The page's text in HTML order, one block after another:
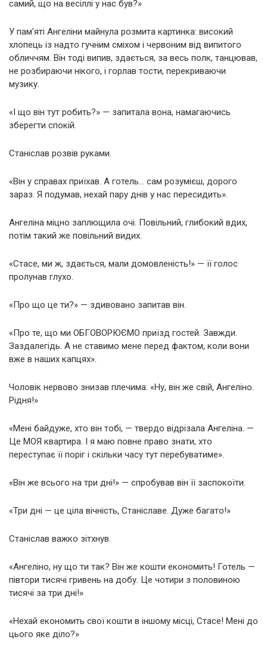
самий, що на весіллі у нас був?»
У пам’яті Ангеліни майнула розмита картинка: високий
хлопець із надто гучним сміхом і червоним від випитого
обличчям. Він тоді випив, здається, за весь полк, танцював,
не розбираючи нікого, і горлав тости, перекриваючи
музику.
«І що він тут робить?» — запитала вона, намагаючись
зберегти спокій.
Станіслав розвів руками.
«Він у справах приїхав. А готель… сам розумієш, дорого
зараз. Я подумав, нехай пару днів у нас пересидить».
Ангеліна міцно заплющила очі. Повільний, глибокий вдих,
потім такий же повільний видих.
«Стасе, ми ж, здається, мали домовленість!» — її голос
пролунав глухо.
«Про що це ти?» — здивовано запитав він.
«Про те, що ми ОБГОВОРЮЄМО приїзд гостей. Завжди.
Заздалегідь. А не ставимо мене перед фактом, коли вони
вже в наших капцях».
Чоловік нервово знизав плечима: «Ну, він же свій, Ангеліно.
Рідня!»
«Мені байдуже, хто він тобі, — твердо відрізала Ангеліна. —
Це МОЯ квартира. І я маю повне право знати, хто
переступає її поріг і скільки часу тут перебуватиме».
«Він же всього на три дні!» — спробував він її заспокоїти.
«Три дні — це ціла вічність, Станіславе. Дуже багато!»
Станіслав важко зітхнув.
«Ангеліно, ну що ти так? Він же кошти економить! Готель —
півтори тисячі гривень на добу. Це чотири з половиною
тисячі за три дні!»
«Нехай економить свої кошти в іншому місці, Стасе! Мені до
цього яке діло?»